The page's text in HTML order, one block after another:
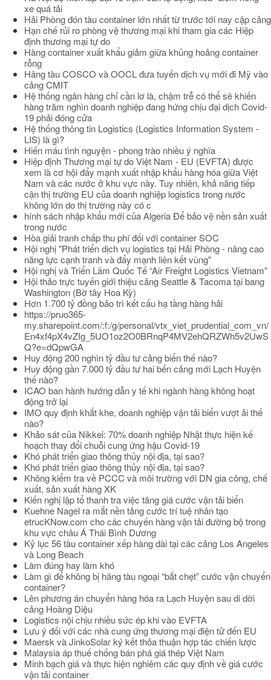
xe quá tải
Hải Phòng đón tàu container lớn nhất từ trước tới nay cập cảng
Hạn chế rủi ro phòng vệ thương mại khi tham gia các Hiệp
định thương mại tự do
Hàng container xuất khẩu giảm giữa khủng hoảng container
rỗng
Hãng tàu COSCO và OOCL đưa tuyến dịch vụ mới đi Mỹ vào
cảng CMIT
Hệ thống ngân hàng chỉ cần lơ là, chậm trễ có thể sẽ khiến
hàng trăm nghìn doanh nghiệp đang hứng chịu đại dịch Covid-
19 phải đóng cửa
Hệ thống thông tin Logistics (Logistics Information System -
LIS) là gì?
Hiến máu tình nguyện - phong trào nhiều ý nghĩa
Hiệp định Thương mại tự do Việt Nam - EU (EVFTA) được
xem là cơ hội đẩy mạnh xuất nhập khẩu hàng hóa giữa Việt
Nam và các nước ở khu vực này. Tuy nhiên, khả năng tiếp
cận thị trường EU của doanh nghiệp logistics trong nước
không lớn do thị trường này có c
hính sách nhập khẩu mới của Algeria Để bảo vệ nền sản xuất
trong nước
Hòa giải tranh chấp thu phí đối với container SOC
Hội nghị "Phát triển dịch vụ logistics tại Hải Phòng - nâng cao
năng lực cạnh tranh và đẩy mạnh liên kết vùng"
Hội nghị và Triển Lãm Quốc Tế “Air Freight Logistics Vietnam”
Hội thảo trực tuyến giới thiệu cảng Seattle & Tacoma tại bang
Washington (Bờ tây Hoa Kỳ)
Hơn 1.700 tỷ đồng bảo trì kết cấu hạ tầng hàng hải
https://pruo365-
my.sharepoint.com/:f:/g/personal/vtx_viet_prudential_com_vn/
En4xf4pX4vZIg_5UO1oz2O0BRnqP4MV2ehQRZWh5v2UwS
Q?e=dQpwGA
Huy động 200 nghìn tỷ đầu tư cảng biển thế nào?
Huy động gần 7.000 tỷ đầu tư hai bến cảng mới Lạch Huyện
thế nào?
ICAO ban hành hướng dẫn y tế khi ngành hàng không hoạt
động trở lại
IMO quy định khắt khe, doanh nghiệp vận tải biển vượt ải thế
nào?
Khảo sát của Nikkei: 70% doanh nghiệp Nhật thực hiện kế
hoạch thay đổi chuỗi cung ứng hậu Covid-19
Khó phát triển giao thông thủy nội địa, tại sao?
Khó phát triển giao thông thủy nội địa, tại sao?
Không kiểm tra về PCCC và môi trường với DN gia công, chế
xuất, sản xuất hàng XK
Kiến nghị lập tổ thanh tra việc tăng giá cước vận tải biển
Kuehne Nagel ra mắt nền tảng cước trí tuệ nhân tạo
etrucKNow.com cho các chuyến hàng vận tải đường bộ trong
khu vực châu Á Thái Bình Dương
Kỷ lục 56 tàu container xếp hàng dài tại các cảng Los Angeles
và Long Beach
Làm đúng hay làm khó
Làm gì để không bị hãng tàu ngoại “bắt chẹt” cước vận chuyển
container?
Lên phương án chuyển hàng hóa ra Lạch Huyện sau di dời
cảng Hoàng Diệu
Logistics nội chịu nhiều sức ép khi vào EVFTA
Lưu ý đối với các nhà cung ứng thương mại điện tử đến EU
Maersk và JinkoSolar ký kết thỏa thuận hợp tác chiến lược
Malaysia áp thuế chống bán phá giá thép Việt Nam
Minh bạch giá và thực hiện nghiêm các quy định về giá cước
vận tải container